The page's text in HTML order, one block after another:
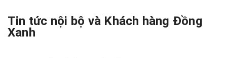
Tin tức nội bộ và Khách hàng Đồng
Xanh